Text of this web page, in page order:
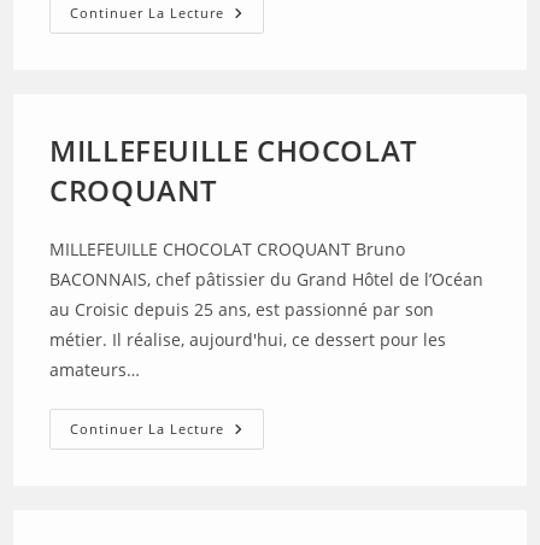
Continuer La Lecture TUILES
–
DU
JOUR
MILLEFEUILLE CHOCOLAT
CROQUANT
MILLEFEUILLE CHOCOLAT CROQUANT Bruno
BACONNAIS, chef pâtissier du Grand Hôtel de l’Océan
au Croisic depuis 25 ans, est passionné par son
métier. Il réalise, aujourd'hui, ce dessert pour les
amateurs…
Continuer La Lecture MILLEFEUILLE
CHOCOLAT